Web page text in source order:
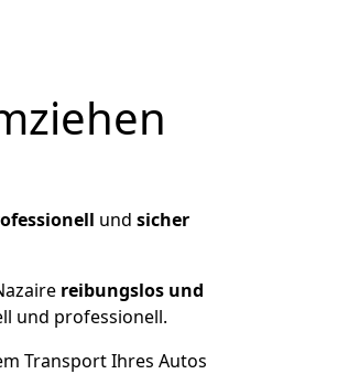
und sicher
reibungslos und
und professionell.
Transport Ihres Autos